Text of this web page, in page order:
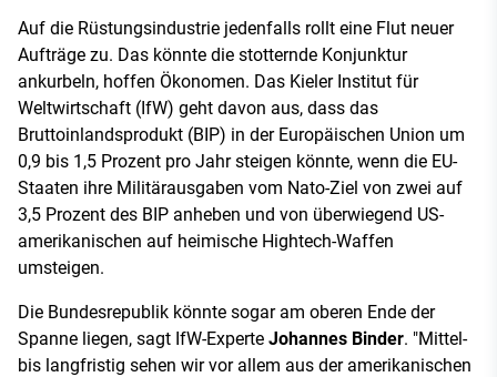
Auf die Rüstungsindustrie jedenfalls rollt eine Flut neuer
Aufträge zu. Das könnte die stotternde Konjunktur
ankurbeln, hoffen Ökonomen. Das Kieler Institut für
Weltwirtschaft (IfW) geht davon aus, dass das
Bruttoinlandsprodukt (BIP) in der Europäischen Union um
0,9 bis 1,5 Prozent pro Jahr steigen könnte, wenn die EU-
Staaten ihre Militärausgaben vom Nato-Ziel von zwei auf
3,5 Prozent des BIP anheben und von überwiegend US-
amerikanischen auf heimische Hightech-Waffen
umsteigen.
Die Bundesrepublik könnte sogar am oberen Ende der
Spanne liegen, sagt IfW-Experte Johannes Binder. "Mittel-
bis langfristig sehen wir vor allem aus der amerikanischen